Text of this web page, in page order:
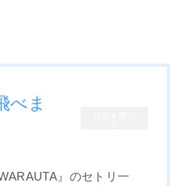
べま
』のセトリ一